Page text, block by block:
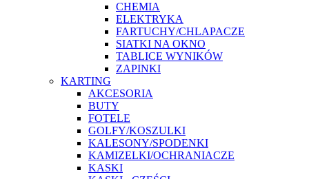
CHEMIA
ELEKTRYKA
FARTUCHY/CHLAPACZE
SIATKI NA OKNO
TABLICE WYNIKÓW
ZAPINKI
KARTING
AKCESORIA
BUTY
FOTELE
GOLFY/KOSZULKI
KALESONY/SPODENKI
KAMIZELKI/OCHRANIACZE
KASKI